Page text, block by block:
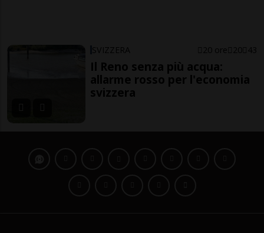
SVIZZERA 20 ore 20 43
Il Reno senza più acqua:
allarme rosso per l'economia
svizzera